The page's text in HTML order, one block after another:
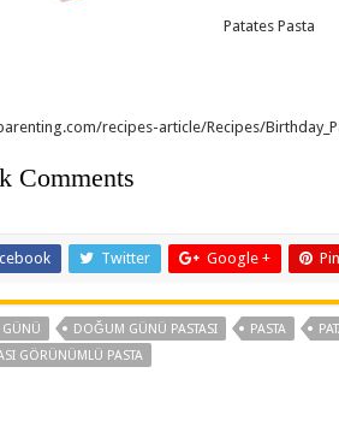
Patates Pasta
recipes-article/Recipes/
Comments
Twitter Google +
DOĞUM GÜNÜ PASTASI PASTA
GÖRÜNÜMLÜ PASTA